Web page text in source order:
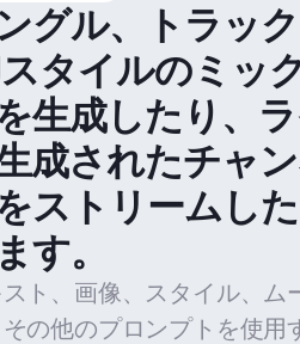
グル、トラック
タイルのミッ
生成したり、
成されたチャ
ストリームし
す。
ト、画像、スタイル、ム
その他のプロンプトを使用